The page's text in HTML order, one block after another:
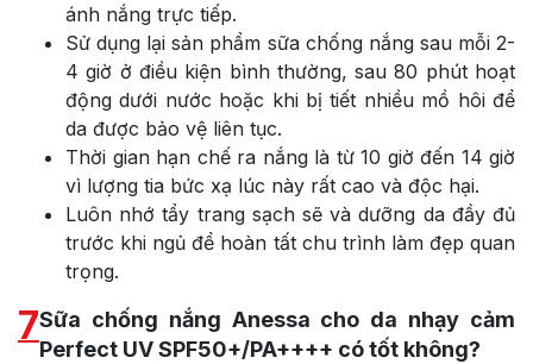
ánh nắng trực tiếp.
Sử dụng lại sản phẩm sữa chống nắng sau mỗi 2-
4 giờ ở điều kiện bình thường, sau 80 phút hoạt
động dưới nước hoặc khi bị tiết nhiều mồ hôi để
da được bảo vệ liên tục.
Thời gian hạn chế ra nắng là từ 10 giờ đến 14 giờ
vì lượng tia bức xạ lúc này rất cao và độc hại.
Luôn nhớ tẩy trang sạch sẽ và dưỡng da đầy đủ
trước khi ngủ để hoàn tất chu trình làm đẹp quan
trọng.
7Sữa chống nắng Anessa cho da nhạy cảm
Perfect UV SPF50+/PA++++ có tốt không?